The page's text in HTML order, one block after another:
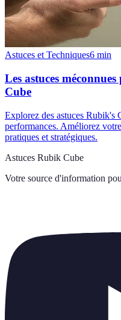
Astuces et Techniques6 min
Les astuces
Cube
Explorez des astuces Rubik's
performances. Améliorez
pratiques et stratégiques.
Astuces Rubik Cube
Votre source d'information